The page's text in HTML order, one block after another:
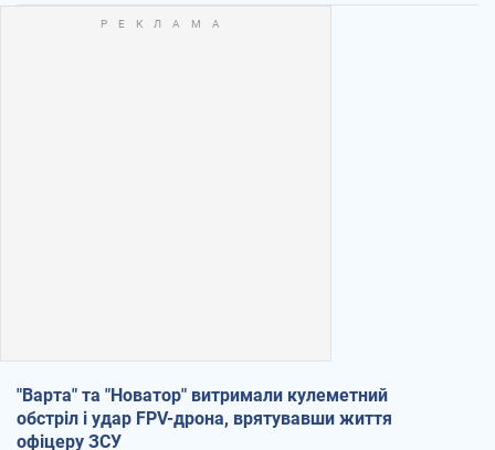
"Варта" та "Новатор" витримали кулеметний
обстріл і удар FPV-дрона, врятувавши життя
офіцеру ЗСУ